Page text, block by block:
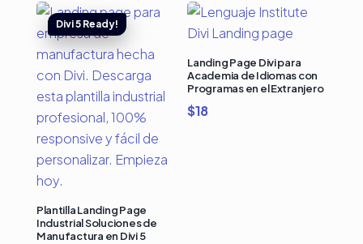
Plantilla Landing Page
Industrial Soluciones de
Manufactura en Divi 5
Landing Page Divi para
Academia de Idiomas con
Programas en el Extranjero
$18